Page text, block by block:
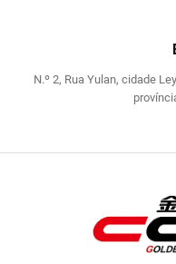
N.º 2, Rua Yulan, cidade